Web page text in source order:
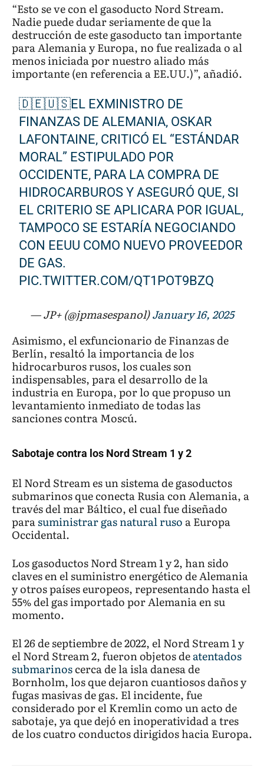
“Esto se ve con el gasoducto Nord Stream.
Nadie puede dudar seriamente de que la
destrucción de este gasoducto tan importante
para Alemania y Europa, no fue realizada o al
menos iniciada por nuestro aliado más
importante (en referencia a EE.UU.)”, añadió.
🇩🇪🇺🇸EL EXMINISTRO DE
FINANZAS DE ALEMANIA, OSKAR
LAFONTAINE, CRITICÓ EL “ESTÁNDAR
MORAL” ESTIPULADO POR
OCCIDENTE, PARA LA COMPRA DE
HIDROCARBUROS Y ASEGURÓ QUE, SI
EL CRITERIO SE APLICARA POR IGUAL,
TAMPOCO SE ESTARÍA NEGOCIANDO
CON EEUU COMO NUEVO PROVEEDOR
DE GAS.
PIC.TWITTER.COM/QT1POT9BZQ
— JP+ (@jpmasespanol)January 16, 2025
Asimismo, el exfuncionario de Finanzas de
Berlín, resaltó la importancia de los
hidrocarburos rusos, los cuales son
indispensables, para el desarrollo de la
industria en Europa, por lo que propuso un
levantamiento inmediato de todas las
sanciones contra Moscú.
Sabotaje contra los Nord Stream 1 y 2
El Nord Stream es un sistema de gasoductos
submarinos que conecta Rusia con Alemania, a
través del mar Báltico, el cual fue diseñado
parasuministrar gas natural ruso a Europa
Occidental.
Los gasoductos Nord Stream 1 y 2, han sido
claves en el suministro energético de Alemania
y otros países europeos, representando hasta el
55% del gas importado por Alemania en su
momento.
El 26 de septiembre de 2022, el Nord Stream 1 y
el Nord Stream 2, fueron objetos deatentados
submarinoscerca de la isla danesa de
Bornholm, los que dejaron cuantiosos daños y
fugas masivas de gas. El incidente, fue
considerado por el Kremlin como un acto de
sabotaje, ya que dejó en inoperatividad a tres
de los cuatro conductos dirigidos hacia Europa.